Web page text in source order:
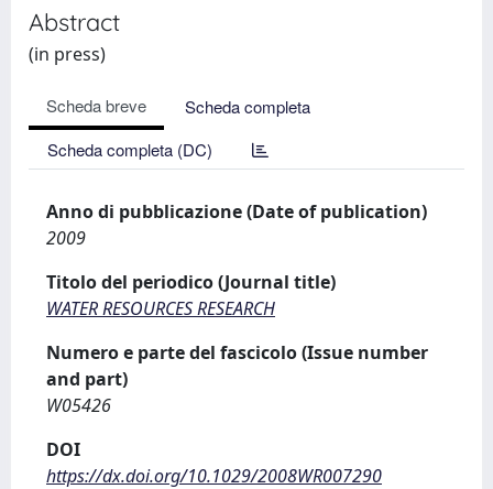
Abstract
(in press)
Scheda breve
Scheda completa
Scheda completa (DC)
Anno di pubblicazione (Date of publication)
2009
Titolo del periodico (Journal title)
WATER RESOURCES RESEARCH
Numero e parte del fascicolo (Issue number
and part)
W05426
DOI
https://dx.doi.org/10.1029/2008WR007290